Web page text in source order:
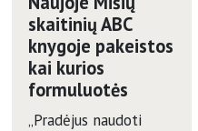
skaitinių ABC
knygoje pakeistos
kai kurios
formuluotės
„Pradėjus naudoti